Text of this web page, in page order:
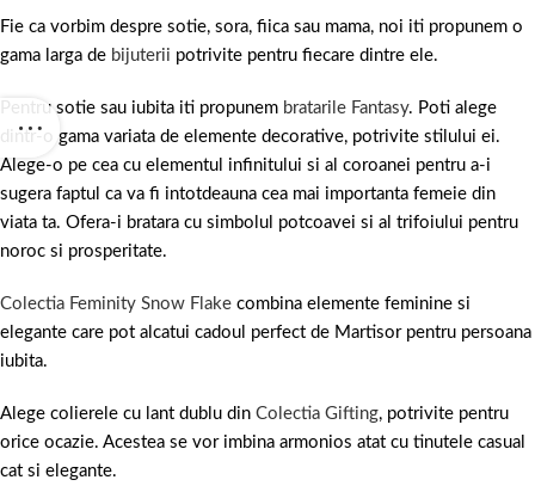
Fie ca vorbim despre sotie, sora, fiica sau mama, noi iti propunem o
gama larga de bijuterii potrivite pentru fiecare dintre ele.
Pentru sotie sau iubita iti propunem bratarile Fantasy. Poti alege
dintr-o gama variata de elemente decorative, potrivite stilului ei.
Alege-o pe cea cu elementul infinitului si al coroanei pentru a-i
sugera faptul ca va fi intotdeauna cea mai importanta femeie din
viata ta. Ofera-i bratara cu simbolul potcoavei si al trifoiului pentru
noroc si prosperitate.
Colectia Feminity Snow Flake combina elemente feminine si
elegante care pot alcatui cadoul perfect de Martisor pentru persoana
iubita.
Alege colierele cu lant dublu din Colectia Gifting, potrivite pentru
orice ocazie. Acestea se vor imbina armonios atat cu tinutele casual
cat si elegante.